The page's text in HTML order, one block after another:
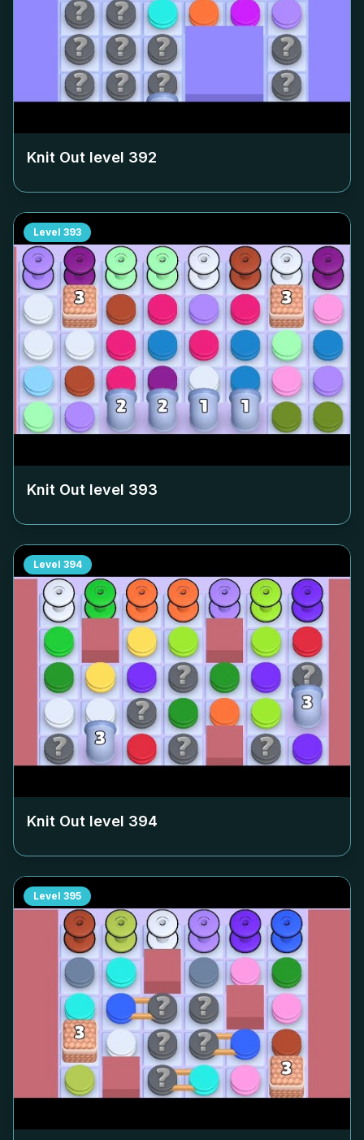
Knit Out level 392
Level 393
Knit Out level 393
Level 394
Knit Out level 394
Level 395